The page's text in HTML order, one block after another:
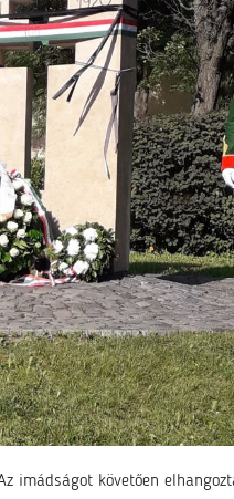
imádságot követően